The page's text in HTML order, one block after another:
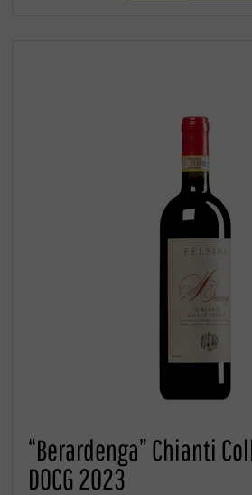
“Berardenga” Chianti
DOCG 2023